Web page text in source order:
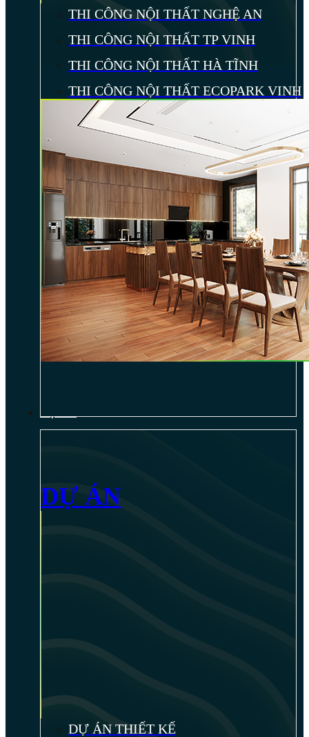
THI CÔNG NỘI THẤT NGHỆ AN
THI CÔNG NỘI THẤT TP VINH
THI CÔNG NỘI THẤT HÀ TĨNH
THI CÔNG NỘI THẤT ECOPARK VINH
DỰ ÁN
DỰ ÁN THIẾT KẾ